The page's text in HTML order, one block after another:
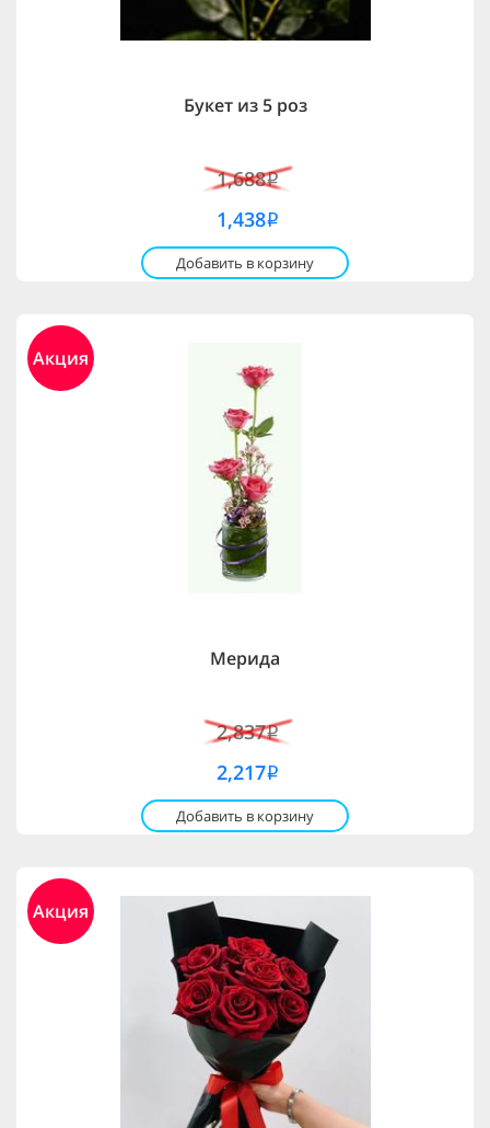
Букет из 5 роз
1,688i
1,438i
Добавить в корзину
Акция
Мерида
2,837i
2,217i
Добавить в корзину
Акция